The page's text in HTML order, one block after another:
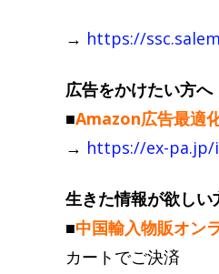
→ https://
広告をかけたい方へ
■Amazon広告最適
→ https://ex-pa.jp/
生きた情報が欲しい
■中国輸入物販オン
カートでご決済